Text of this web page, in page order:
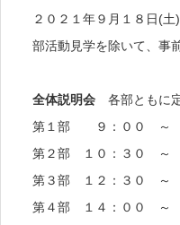
２０２１年９月１８日(
部活動見学を除いて、事
全体説明会 各部ともに
第１部 ９：００ ～
第２部 １０：３０ ～
第３部 １２：３０ ～
第４部 １４：００ ～